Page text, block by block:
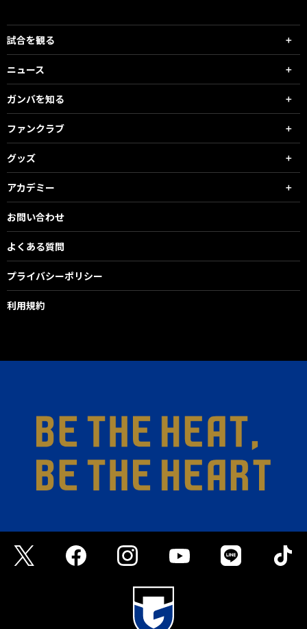
試合を観る
ニュース
ガンバを知る
ファンクラブ
グッズ
アカデミー
お問い合わせ
よくある質問
プライバシーポリシー
利用規約